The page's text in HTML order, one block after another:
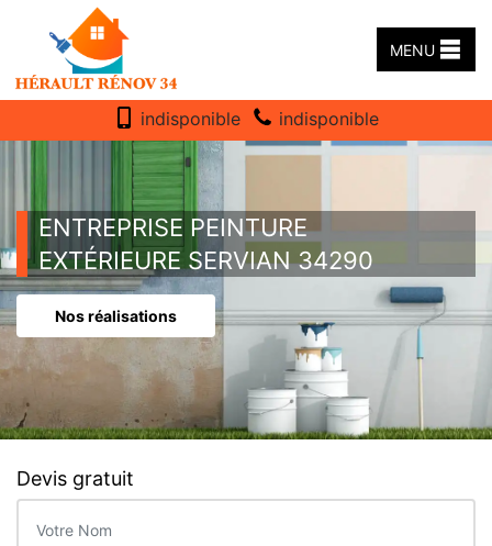
MENU
indisponible indisponible
ENTREPRISE PEINTURE
EXTÉRIEURE SERVIAN 34290
Nos réalisations
Devis gratuit